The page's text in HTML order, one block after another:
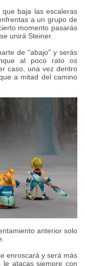
baja las escaleras
a un grupo de
momento pasarás
unirá Steiner.
de "abajo" y serás
al poco rato os
caso, una vez dentro
a mitad del camino
anterior solo
enroscará y será más
atacas siempre con